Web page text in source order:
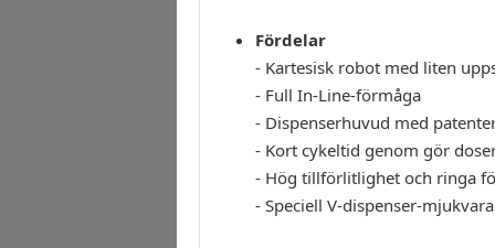
Fördelar
- Kartesisk robot med liten
- Full In-Line-förmåga
- Dispenserhuvud med
- Kort cykeltid genom gör
- Hög tillförlitlighet och ringa
- Speciell V-dispenser-